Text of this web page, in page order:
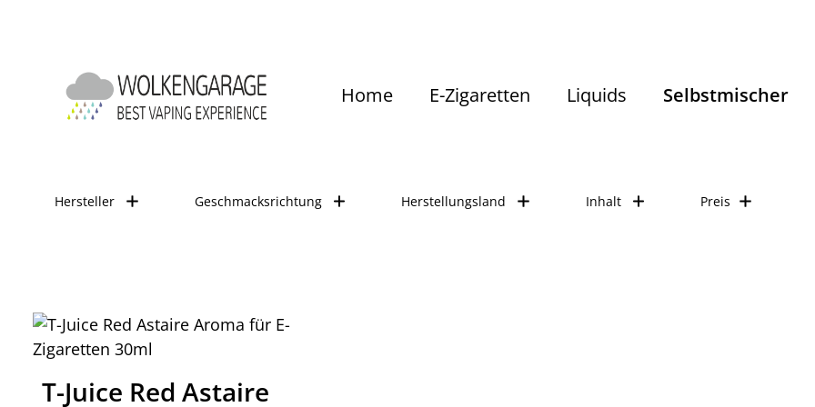
Home E-Zigaretten Liquids Selbstmischer
TJuice
Hersteller Geschmacksrichtung Herstellungsland Inhalt Preis
T-Juice Red Astaire